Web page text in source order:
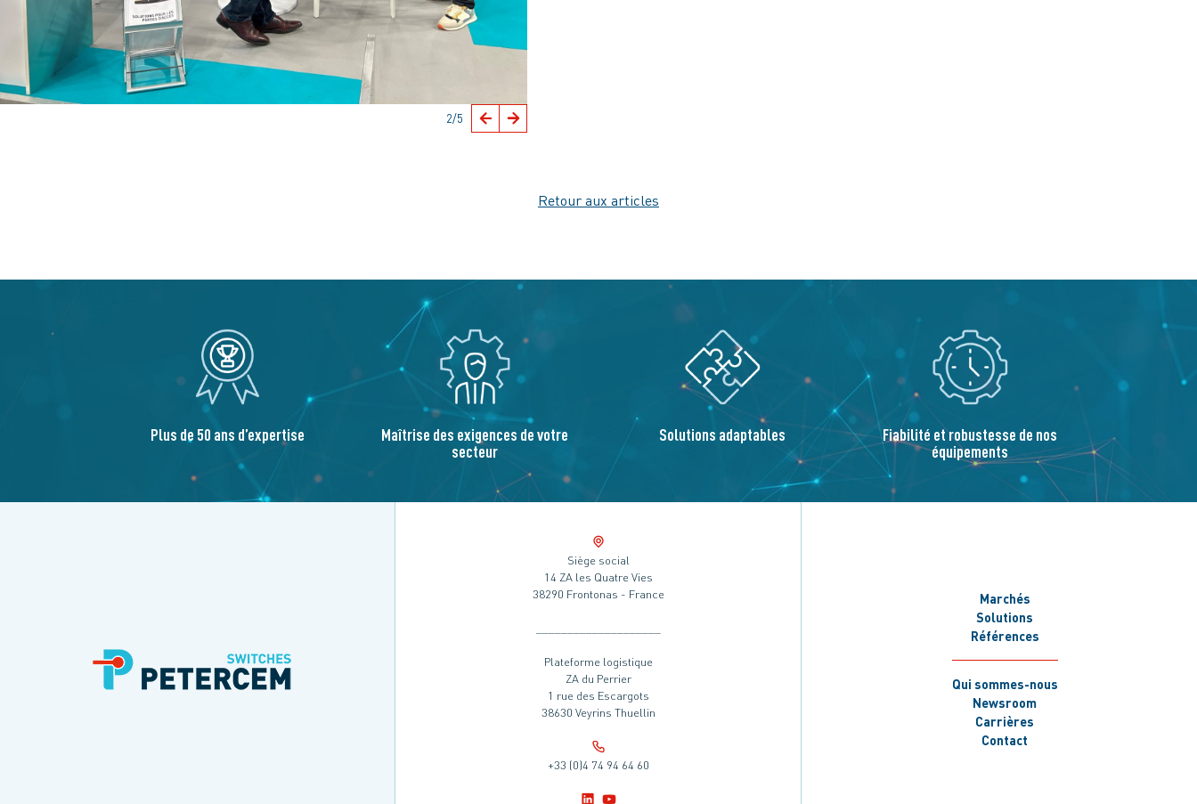
2/5
Retour aux articles
Plus de 50 ans d’expertise Maîtrise des exigences de votre
secteur
Solutions adaptables Fiabilité et robustesse de nos
équipements
Siège social
14 ZA les Quatre Vies
38290 Frontonas - France
Plateforme logistique
ZA du Perrier
1 rue des Escargots
38630 Veyrins Thuellin
+33 (0)4 74 94 64 60
Marchés
Solutions
Références
Qui sommes-nous
Newsroom
Carrières
Contact